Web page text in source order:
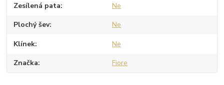
Zesílená pata Ne
Plochý šev Ne
Klínek Ne
Značka Fiore